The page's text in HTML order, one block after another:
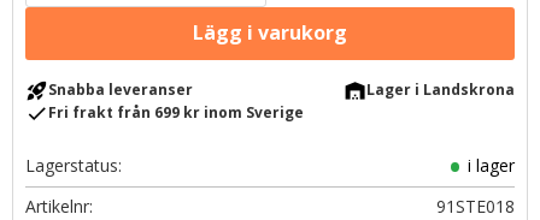
rocket_launchSnabba leveranser warehouseLager i Landskrona
checkFri frakt från 699 kr inom Sverige
Lagerstatus
i lager
Artikelnr
91STE018